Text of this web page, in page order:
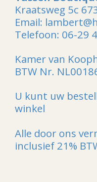
Kraatsweg 5c
Email:
Telefoon: 06-29
Kamer van
BTW Nr.
U kunt uw
winkel
Alle door ons
inclusief 21%